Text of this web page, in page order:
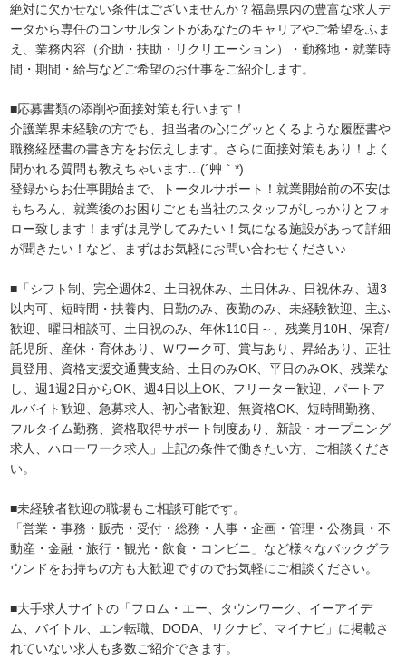
絶対に欠かせない条件はございませんか？福島県内の豊富な求人デ
ータから専任のコンサルタントがあなたのキャリアやご希望をふま
え、業務内容（介助・扶助・リクリエーション）・勤務地・就業時
間・期間・給与などご希望のお仕事をご紹介します。
■応募書類の添削や面接対策も行います！
介護業界未経験の方でも、担当者の心にグッとくるような履歴書や
職務経歴書の書き方をお伝えします。さらに面接対策もあり！よく
聞かれる質問も教えちゃいます…(´艸｀*)
登録からお仕事開始まで、トータルサポート！就業開始前の不安は
もちろん、就業後のお困りごとも当社のスタッフがしっかりとフォ
ロー致します！まずは見学してみたい！気になる施設があって詳細
が聞きたい！など、まずはお気軽にお問い合わせください♪
■「シフト制、完全週休2、土日祝休み、土日休み、日祝休み、週3
以内可、短時間・扶養内、日勤のみ、夜勤のみ、未経験歓迎、主ふ
歓迎、曜日相談可、土日祝のみ、年休110日～、残業月10H、保育/
託児所、産休・育休あり、Ｗワーク可、賞与あり、昇給あり、正社
員登用、資格支援交通費支給、土日のみOK、平日のみOK、残業な
し、週1週2日からOK、週4日以上OK、フリーター歓迎、パートア
ルバイト歓迎、急募求人、初心者歓迎、無資格OK、短時間勤務、
フルタイム勤務、資格取得サポート制度あり、新設・オープニング
求人、ハローワーク求人」上記の条件で働きたい方、ご相談くださ
い。
■未経験者歓迎の職場もご相談可能です。
「営業・事務・販売・受付・総務・人事・企画・管理・公務員・不
動産・金融・旅行・観光・飲食・コンビニ」など様々なバックグラ
ウンドをお持ちの方も大歓迎ですのでお気軽にご相談ください。
■大手求人サイトの「フロム・エー、タウンワーク、イーアイデ
ム、バイトル、エン転職、DODA、リクナビ、マイナビ」に掲載さ
れていない求人も多数ご紹介できます。